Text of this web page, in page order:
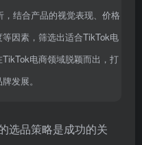
结合产品的视觉表现、价格
因素，筛选出适合TikTok电
电商领域脱颖而出，打
发展。
选品策略是成功的关